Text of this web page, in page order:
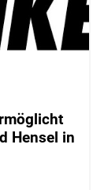
Hensel in